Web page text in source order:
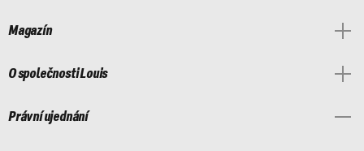
Magazín
O společnosti Louis
Právní ujednání